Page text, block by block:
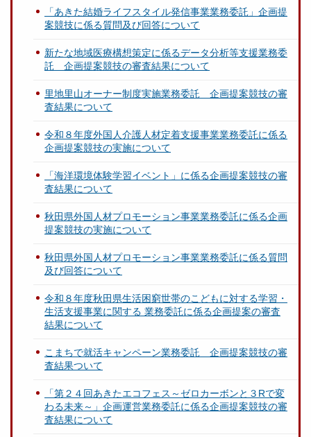
「あきた結婚ライフスタイル発信事業業務委託」企画提
案競技に係る質問及び回答について
新たな地域医療構想策定に係るデータ分析等支援業務委
託 企画提案競技の審査結果について
里地里山オーナー制度実施業務委託 企画提案競技の審
査結果について
令和８年度外国人介護人材定着支援事業業務委託に係る
企画提案競技の実施について
「海洋環境体験学習イベント」に係る企画提案競技の審
査結果について
秋田県外国人材プロモーション事業業務委託に係る企画
提案競技の実施について
秋田県外国人材プロモーション事業業務委託に係る質問
及び回答について
令和８年度秋田県生活困窮世帯のこどもに対する学習・
生活支援事業に関する 業務委託に係る企画提案の審査
結果について
こまちで就活キャンペーン業務委託 企画提案競技の審
査結果ついて
「第２４回あきたエコフェス～ゼロカーボンと３Rで変
わる未来～」企画運営業務委託に係る企画提案競技の審
査結果について